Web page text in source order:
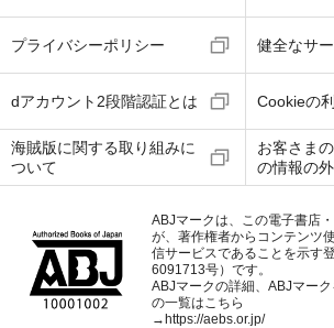
プライバシーポリシー 健全なサ
dアカウント2段階認証とは Cookieの
海賊版に関する取り組みに
ついて
お客さま
の情報の
ABJマークは、この電子書店
が、著作権者からコンテンツ
信サービスであることを示す
6091713号）です。
ABJマークの詳細、ABJマー
の一覧はこちら
→ https://aebs.or.jp/